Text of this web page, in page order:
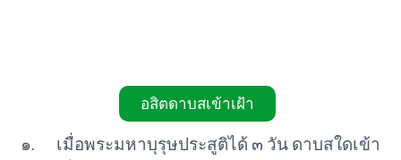
อสิตดาบสเข้าเฝ้า
๑.
เมื่อพระมหาบุรุษประสูติได้ ๓ วัน ดาบสใดเข้า